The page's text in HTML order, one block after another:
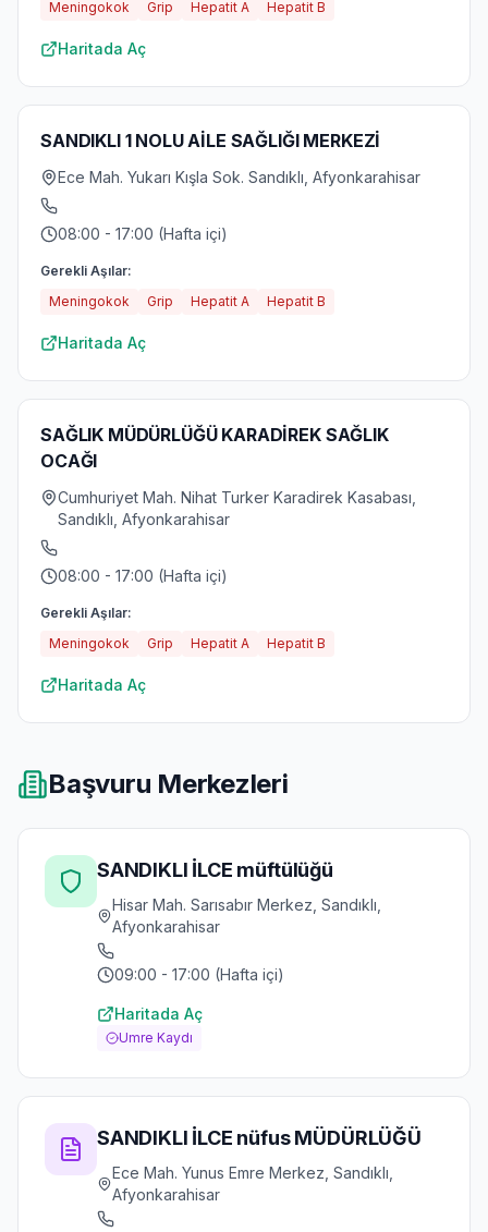
Meningokok
Grip Hepatit A Hepatit B
Haritada Aç
SANDIKLI 1 NOLU AİLE SAĞLIĞI MERKEZİ
Ece Mah. Yukarı Kışla Sok. Sandıklı, Afyonkarahisar
08:00 - 17:00 (Hafta içi)
Gerekli Aşılar:
Meningokok
Grip Hepatit A Hepatit B
Haritada Aç
SAĞLIK MÜDÜRLÜĞÜ KARADİREK SAĞLIK
OCAĞI
Cumhuriyet Mah. Nihat Turker Karadirek Kasabası,
Sandıklı, Afyonkarahisar
08:00 - 17:00 (Hafta içi)
Gerekli Aşılar:
Meningokok
Grip Hepatit A Hepatit B
Haritada Aç
Başvuru Merkezleri
SANDIKLI İLCE müftülüğü
Hisar Mah. Sarısabır Merkez, Sandıklı,
Afyonkarahisar
09:00 - 17:00 (Hafta içi)
Haritada Aç
Umre Kaydı
SANDIKLI İLCE nüfus MÜDÜRLÜĞÜ
Ece Mah. Yunus Emre Merkez, Sandıklı,
Afyonkarahisar